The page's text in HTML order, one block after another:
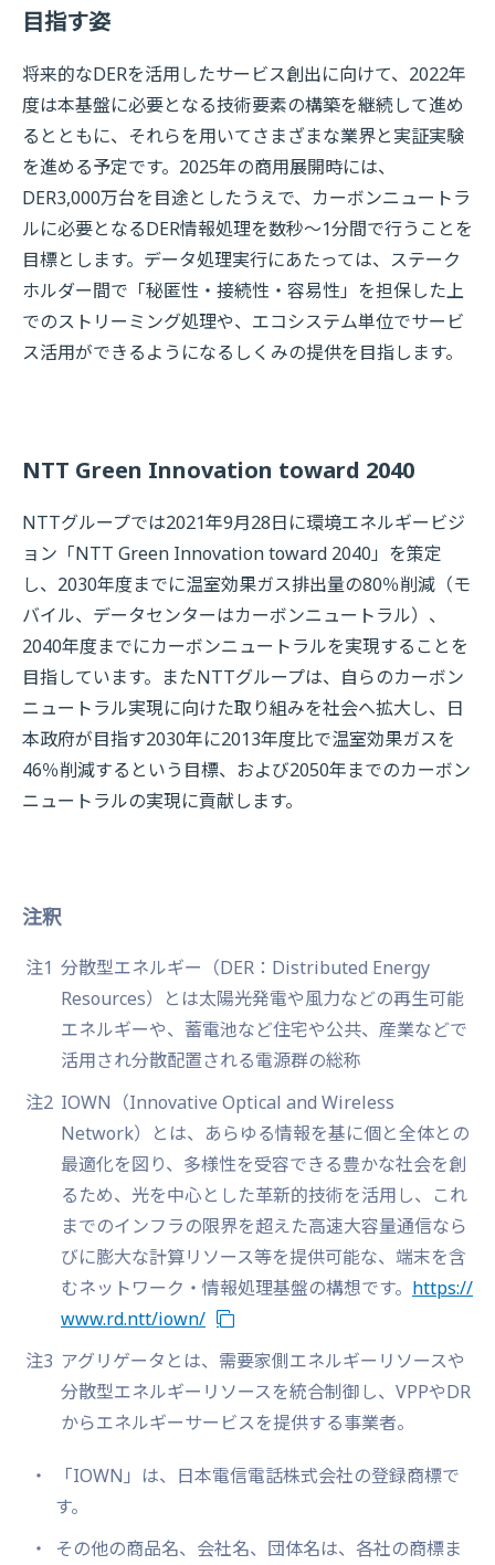
目指す姿
将来的なDERを活用したサービス創出に向けて、2022年
度は本基盤に必要となる技術要素の構築を継続して進め
るとともに、それらを用いてさまざまな業界と実証実験
を進める予定です。2025年の商用展開時には、
DER3,000万台を目途としたうえで、カーボンニュートラ
ルに必要となるDER情報処理を数秒～1分間で行うことを
目標とします。データ処理実行にあたっては、ステーク
ホルダー間で「秘匿性・接続性・容易性」を担保した上
でのストリーミング処理や、エコシステム単位でサービ
ス活用ができるようになるしくみの提供を目指します。
NTT Green Innovation toward 2040
NTTグループでは2021年9月28日に環境エネルギービジ
ョン「NTT Green Innovation toward 2040」を策定
し、2030年度までに温室効果ガス排出量の80％削減（モ
バイル、データセンターはカーボンニュートラル）、
2040年度までにカーボンニュートラルを実現することを
目指しています。またNTTグループは、自らのカーボン
ニュートラル実現に向けた取り組みを社会へ拡大し、日
本政府が目指す2030年に2013年度比で温室効果ガスを
46％削減するという目標、および2050年までのカーボン
ニュートラルの実現に貢献します。
注釈
注1 分散型エネルギー（DER：Distributed Energy
Resources）とは太陽光発電や風力などの再生可能
エネルギーや、蓄電池など住宅や公共、産業などで
活用され分散配置される電源群の総称
注2 IOWN（Innovative Optical and Wireless
Network）とは、あらゆる情報を基に個と全体との
最適化を図り、多様性を受容できる豊かな社会を創
るため、光を中心とした革新的技術を活用し、これ
までのインフラの限界を超えた高速大容量通信なら
びに膨大な計算リソース等を提供可能な、端末を含
むネットワーク・情報処理基盤の構想です。 https://
www.rd.ntt/iown/
注3 アグリゲータとは、需要家側エネルギーリソースや
分散型エネルギーリソースを統合制御し、VPPやDR
からエネルギーサービスを提供する事業者。
「IOWN」は、日本電信電話株式会社の登録商標で
す。
その他の商品名、会社名、団体名は、各社の商標ま